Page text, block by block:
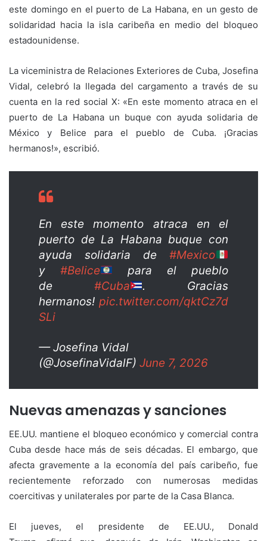
este domingo en el puerto de La Habana, en un gesto de
solidaridad hacia la isla caribeña en medio del bloqueo
estadounidense.
La viceministra de Relaciones Exteriores de Cuba, Josefina
Vidal, celebró la llegada del cargamento a través de su
cuenta en la red social X: «En este momento atraca en el
puerto de La Habana un buque con ayuda solidaria de
México y Belice para el pueblo de Cuba. ¡Gracias
hermanos!», escribió.
En este momento atraca en el
puerto de La Habana buque con
ayuda solidaria de#Mexico
y #Belice
para el pueblo
de #Cuba
. Gracias
hermanos! pic.twitter.com/qktCz7d
SLi
— Josefina Vidal
(@JosefinaVidalF) June 7, 2026
Nuevas amenazas y sanciones
EE.UU. mantiene el bloqueo económico y comercial contra
Cuba desde hace más de seis décadas. El embargo, que
afecta gravemente a la economía del país caribeño, fue
recientemente reforzado con numerosas medidas
coercitivas y unilaterales por parte de la Casa Blanca.
El jueves, el presidente de EE.UU., Donald